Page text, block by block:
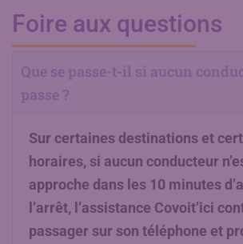
Foire aux questions
Que se passe-t-il si aucun
passe ?
Sur certaines destinations et
horaires, si aucun conducteur
approche dans les 10 minutes
l’arrêt, l’assistance Covoit’ici
passager sur son téléphone et